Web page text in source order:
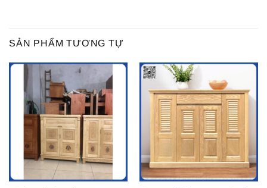
SẢN PHẨM TƯƠNG TỰ